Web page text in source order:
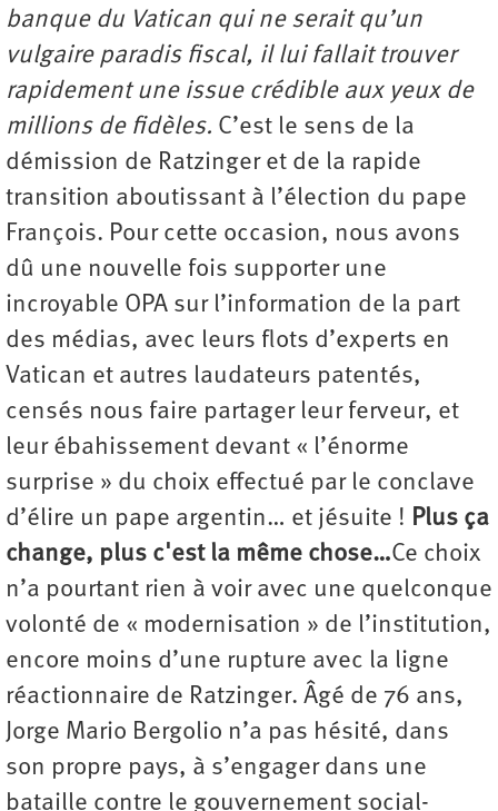
banque du Vatican qui ne serait qu’un
vulgaire paradis fiscal, il lui fallait trouver
rapidement une issue crédible aux yeux de
millions de fidèles. C’est le sens de la
démission de Ratzinger et de la rapide
transition aboutissant à l’élection du pape
François. Pour cette occasion, nous avons
dû une nouvelle fois supporter une
incroyable OPA sur l’information de la part
des médias, avec leurs flots d’experts en
Vatican et autres laudateurs patentés,
censés nous faire partager leur ferveur, et
leur ébahissement devant « l’énorme
surprise » du choix effectué par le conclave
d’élire un pape argentin… et jésuite ! Plus ça
change, plus c'est la même chose…Ce choix
n’a pourtant rien à voir avec une quelconque
volonté de « modernisation » de l’institution,
encore moins d’une rupture avec la ligne
réactionnaire de Ratzinger. Âgé de 76 ans,
Jorge Mario Bergolio n’a pas hésité, dans
son propre pays, à s’engager dans une
bataille contre le gouvernement social-